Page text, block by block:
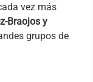
vez más
Braojos y
grupos de